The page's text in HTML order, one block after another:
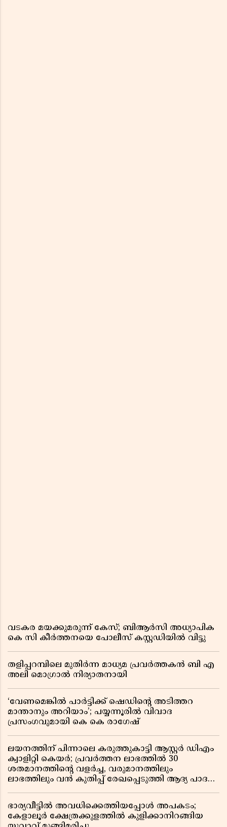
വടകര മയക്കുമരുന്ന് കേസ്; ബിആർസി അധ്യാപിക
കെ സി കീർത്തനയെ പോലീസ് കസ്റ്റഡിയിൽ വിട്ടു
തളിപ്പറമ്പിലെ മുതിർന്ന മാധ്യമ പ്രവർത്തകൻ ബി എ
അലി മൊഗ്രാൽ നിര്യാതനായി
‘വേണമെങ്കിൽ പാർട്ടിക്ക് ഷെഡിൻ്റെ അടിത്തറ
മാന്താനും അറിയാം’; പയ്യന്നൂരിൽ വിവാദ
പ്രസംഗവുമായി കെ കെ രാഗേഷ്
ലയനത്തിന് പിന്നാലെ കരുത്തുകാട്ടി ആസ്റ്റർ ഡിഎം
ക്വാളിറ്റി കെയർ; പ്രവർത്തന ലാഭത്തിൽ 30
ശതമാനത്തിൻ്റെ വളർച്ച, വരുമാനത്തിലും
ലാഭത്തിലും വൻ കുതിപ്പ് രേഖപ്പെടുത്തി ആദ്യ പാദ
ഭാര്യവീട്ടിൽ അവധിക്കെത്തിയപ്പോൾ അപകടം;
കേളാലൂർ ക്ഷേത്രക്കുളത്തിൽ കുളിക്കാനിറങ്ങിയ